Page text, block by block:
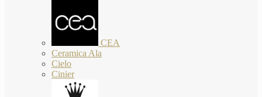
CEA
Ceramica Ala
Cielo
Cinier